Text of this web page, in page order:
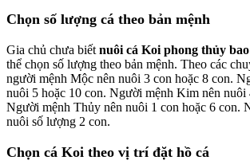
Chọn số lượng cá theo bản mệnh
Gia chủ chưa biết nuôi cá Koi phong thủy
thể chọn số lượng theo bản mệnh. Theo các
người mệnh Mộc nên nuôi 3 con hoặc 8 con.
nuôi 5 hoặc 10 con. Người mệnh Kim nên nuôi
Người mệnh Thủy nên nuôi 1 con hoặc 6 con.
nuôi số lượng 2 con.
Chọn cá Koi theo vị trí đặt hồ cá